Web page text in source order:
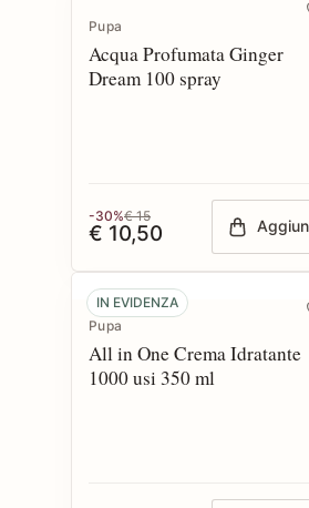
Pupa
Acqua Profumata Ginger
Dream 100 spray
-30%€ 15
€ 10,50
IN EVIDENZA
Pupa
All in One Crema Idratante
1000 usi 350 ml